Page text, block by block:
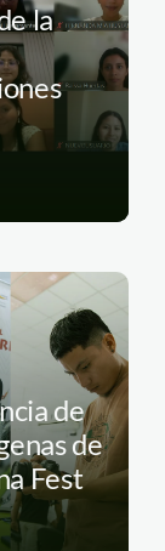
la
de
de
Fest